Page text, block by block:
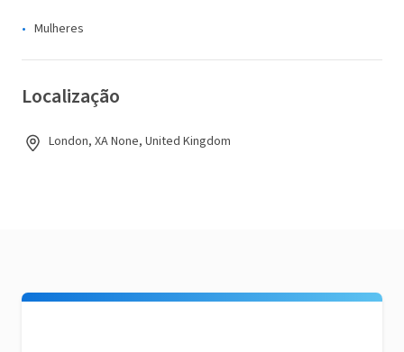
Mulheres
Localização
London, XA None, United Kingdom